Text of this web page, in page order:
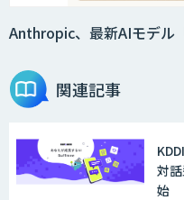
Anthropic、最新AIモデル
関連記事
対
始